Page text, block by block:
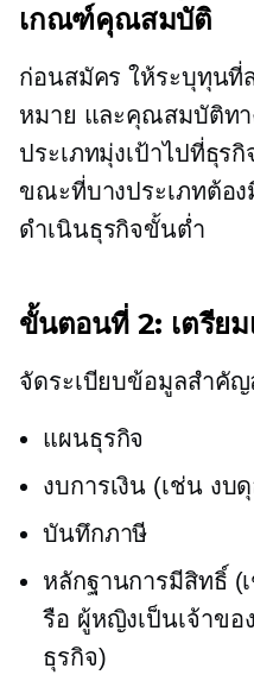
เกณฑ์คุณสมบัติ
ก่อนสมัคร ให้ระบุทุนที่
หมาย และคุณสมบัติท
ประเภทมุ่งเป้าไปที่ธุร
ขณะที่บางประเภทต้อ
ดำเนินธุรกิจขั้นต่ำ
ขั้นตอนที่ 2: เตรีย
จัดระเบียบข้อมูลสำคัญ
แผนธุรกิจ
งบการเงิน (เช่น ง
บันทึกภาษี
หลักฐานการมีสิทธิ์
รือ ผู้หญิงเป็นเจ้าของ
ธุรกิจ)